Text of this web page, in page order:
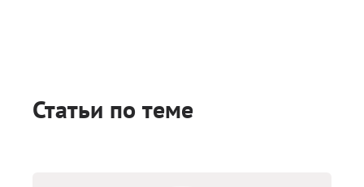
Статьи по теме